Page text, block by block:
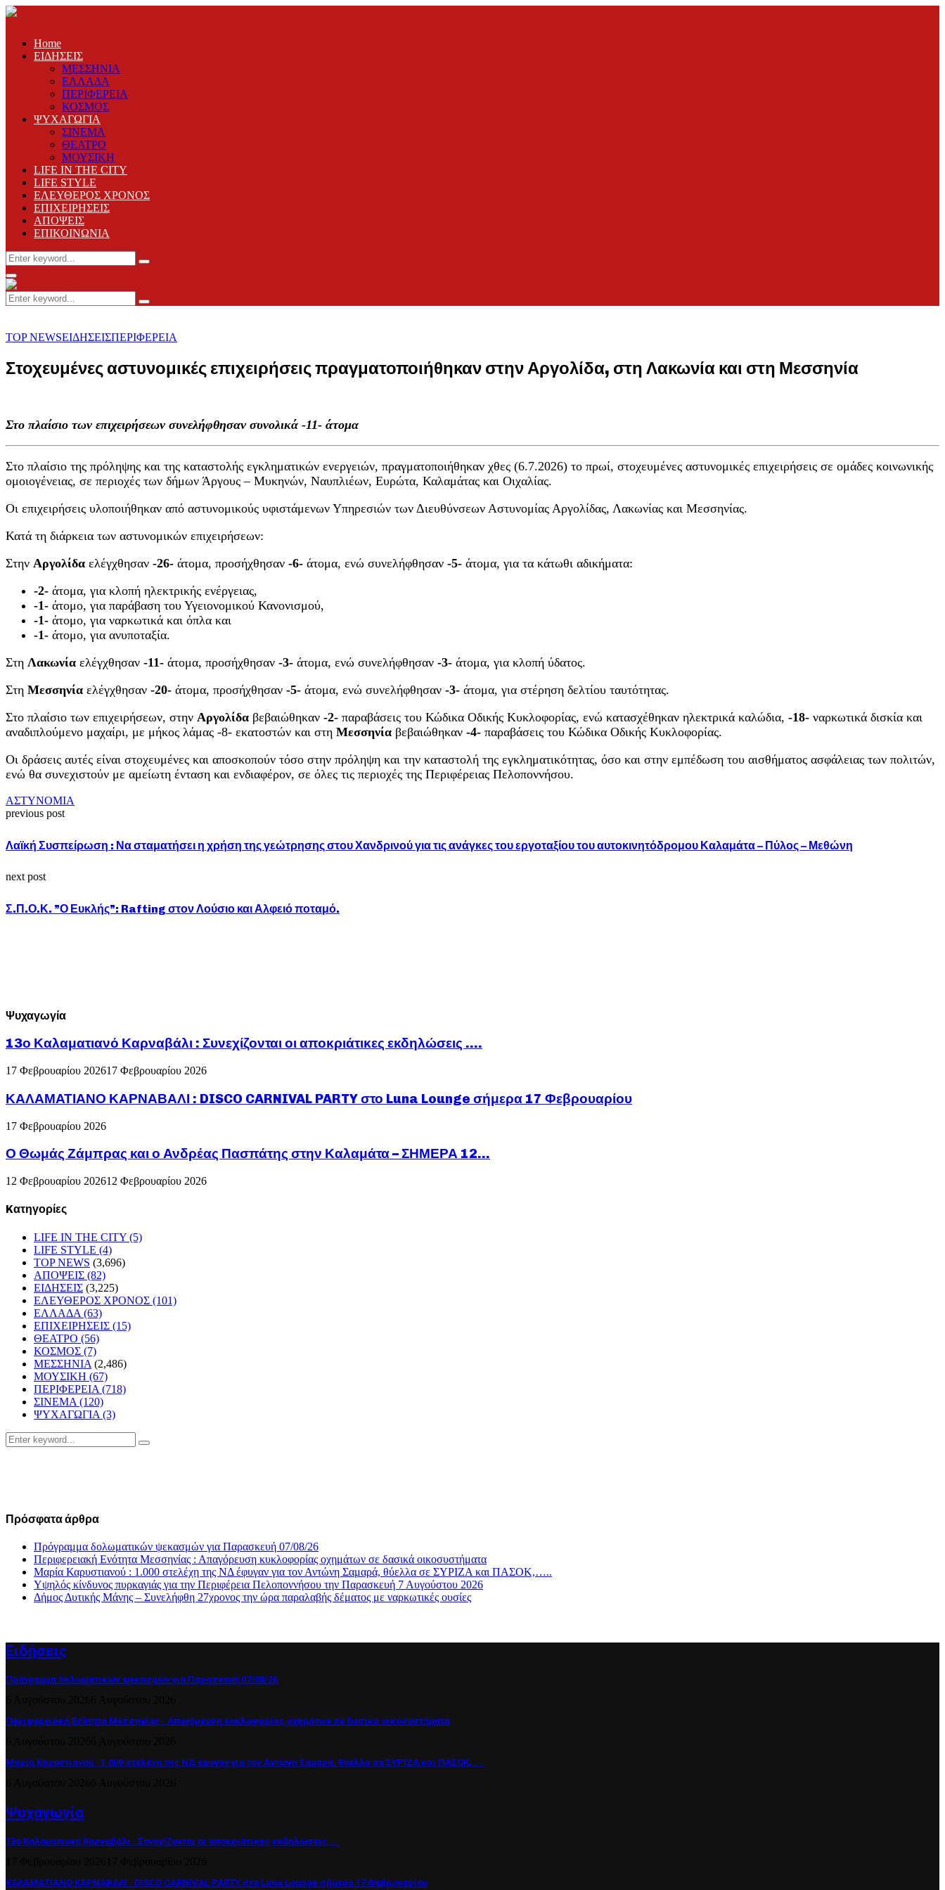
Home
ΕΙΔΗΣΕΙΣ
ΜΕΣΣΗΝΙΑ
ΕΛΛΑΔΑ
ΠΕΡΙΦΕΡΕΙΑ
ΚΟΣΜΟΣ
ΨΥΧΑΓΩΓΙΑ
ΣΙΝΕΜΑ
ΘΕΑΤΡΟ
ΜΟΥΣΙΚΗ
LIFE IN THE CITY
LIFE STYLE
ΕΛΕΥΘΕΡΟΣ ΧΡΟΝΟΣ
ΕΠΙΧΕΙΡΗΣΕΙΣ
ΑΠΟΨΕΙΣ
ΕΠΙΚΟΙΝΩΝΙΑ
Search
for:
Search
Primary
Menu
Search
for:
Search
TOP NEWSΕΙΔΗΣΕΙΣΠΕΡΙΦΕΡΕΙΑ
Στοχευμένες αστυνομικές επιχειρήσεις πραγματοποιήθηκαν στην Αργολίδα, στη Λακωνία και στη Μεσσηνία
Στο πλαίσιο των επιχειρήσεων συνελήφθησαν συνολικά -11- άτομα
Στο πλαίσιο της πρόληψης και της καταστολής εγκληματικών ενεργειών, πραγματοποιήθηκαν χθες (6.7.2026) το πρωί, στοχευμένες αστυνομικές επιχειρήσεις σε ομάδες κοινωνικής
ομοιογένειας, σε περιοχές των δήμων Άργους – Μυκηνών, Ναυπλιέων, Ευρώτα, Καλαμάτας και Οιχαλίας.
Οι επιχειρήσεις υλοποιήθηκαν από αστυνομικούς υφιστάμενων Υπηρεσιών των Διευθύνσεων Αστυνομίας Αργολίδας, Λακωνίας και Μεσσηνίας.
Κατά τη διάρκεια των αστυνομικών επιχειρήσεων:
Στην Αργολίδα ελέγχθησαν -26- άτομα, προσήχθησαν -6- άτομα, ενώ συνελήφθησαν -5- άτομα, για τα κάτωθι αδικήματα:
-2- άτομα, για κλοπή ηλεκτρικής ενέργειας,
-1- άτομο, για παράβαση του Υγειονομικού Κανονισμού,
-1- άτομο, για ναρκωτικά και όπλα και
-1- άτομο, για ανυποταξία.
Στη Λακωνία ελέγχθησαν -11- άτομα, προσήχθησαν -3- άτομα, ενώ συνελήφθησαν -3- άτομα, για κλοπή ύδατος.
Στη Μεσσηνία ελέγχθησαν -20- άτομα, προσήχθησαν -5- άτομα, ενώ συνελήφθησαν -3- άτομα, για στέρηση δελτίου ταυτότητας.
Στο πλαίσιο των επιχειρήσεων, στην Αργολίδα βεβαιώθηκαν -2- παραβάσεις του Κώδικα Οδικής Κυκλοφορίας, ενώ κατασχέθηκαν ηλεκτρικά καλώδια, -18- ναρκωτικά δισκία και
αναδιπλούμενο μαχαίρι, με μήκος λάμας -8- εκατοστών και στη Μεσσηνία βεβαιώθηκαν -4- παραβάσεις του Κώδικα Οδικής Κυκλοφορίας.
Οι δράσεις αυτές είναι στοχευμένες και αποσκοπούν τόσο στην πρόληψη και την καταστολή της εγκληματικότητας, όσο και στην εμπέδωση του αισθήματος ασφάλειας των πολιτών,
ενώ θα συνεχιστούν με αμείωτη ένταση και ενδιαφέρον, σε όλες τις περιοχές της Περιφέρειας Πελοποννήσου.
ΑΣΤΥΝΟΜΙΑ
previous post
Λαϊκή Συσπείρωση : Να σταματήσει η χρήση της γεώτρησης στου Χανδρινού για τις ανάγκες του εργοταξίου του αυτοκινητόδρομου Καλαμάτα – Πύλος – Μεθώνη
next post
Σ.Π.Ο.Κ. ”Ο Ευκλής”: Rafting στον Λούσιο και Αλφειό ποταμό.
Ψυχαγωγία
13ο Καλαματιανό Καρναβάλι : Συνεχίζονται οι αποκριάτικες εκδηλώσεις ….
17 Φεβρουαρίου 202617 Φεβρουαρίου 2026
ΚΑΛΑΜΑΤΙΑΝΟ ΚΑΡΝΑΒΑΛΙ : DISCO CARNIVAL PARTY στο Luna Lounge σήμερα 17 Φεβρουαρίου
17 Φεβρουαρίου 2026
Ο Θωμάς Ζάμπρας και ο Ανδρέας Πασπάτης στην Καλαμάτα – ΣΗΜΕΡΑ 12...
12 Φεβρουαρίου 202612 Φεβρουαρίου 2026
Kατηγορίες
LIFE IN THE CITY (5)
LIFE STYLE (4)
TOP NEWS (3,696)
ΑΠΟΨΕΙΣ (82)
ΕΙΔΗΣΕΙΣ (3,225)
ΕΛΕΥΘΕΡΟΣ ΧΡΟΝΟΣ (101)
ΕΛΛΑΔΑ (63)
ΕΠΙΧΕΙΡΗΣΕΙΣ (15)
ΘΕΑΤΡΟ (56)
ΚΟΣΜΟΣ (7)
ΜΕΣΣΗΝΙΑ (2,486)
ΜΟΥΣΙΚΗ (67)
ΠΕΡΙΦΕΡΕΙΑ (718)
ΣΙΝΕΜΑ (120)
ΨΥΧΑΓΩΓΙΑ (3)
Search
for:
Search
Πρόσφατα άρθρα
Πρόγραμμα δολωματικών ψεκασμών για Παρασκευή 07/08/26
Περιφερειακή Ενότητα Μεσσηνίας : Απαγόρευση κυκλοφορίας οχημάτων σε δασικά οικοσυστήματα
Μαρία Καρυστιανού : 1.000 στελέχη της ΝΔ έφυγαν για τον Αντώνη Σαμαρά, θύελλα σε ΣΥΡΙΖΑ και ΠΑΣΟΚ,…..
Υψηλός κίνδυνος πυρκαγιάς για την Περιφέρεια Πελοποννήσου την Παρασκευή 7 Αυγούστου 2026
Δήμος Δυτικής Μάνης – Συνελήφθη 27χρονος την ώρα παραλαβής δέματος με ναρκωτικές ουσίες
Ειδήσεις
Πρόγραμμα δολωματικών ψεκασμών για Παρασκευή 07/08/26
Περιφερειακή Ενότητα Μεσσηνίας : Απαγόρευση κυκλοφορίας οχημάτων σε δασικά οικοσυστήματα
Μαρία Καρυστιανού : 1.000 στελέχη της ΝΔ έφυγαν για τον Αντώνη Σαμαρά, θύελλα σε ΣΥΡΙΖΑ και ΠΑΣΟΚ,…..
Ψυχαγωγία
13ο Καλαματιανό Καρναβάλι : Συνεχίζονται οι αποκριάτικες εκδηλώσεις ….
ΚΑΛΑΜΑΤΙΑΝΟ ΚΑΡΝΑΒΑΛΙ : DISCO CARNIVAL PARTY στο Luna Lounge σήμερα 17 Φεβρουαρίου